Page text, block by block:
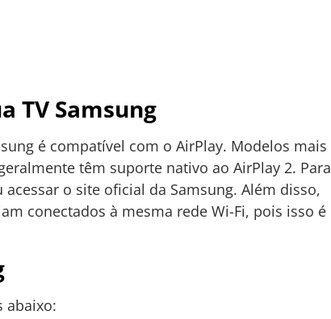
TV Samsung
é compatível com o AirPlay. Modelos mais
têm suporte nativo ao AirPlay 2. Para
o site oficial da Samsung. Além disso,
conectados à mesma rede Wi-Fi, pois isso é
abaixo: